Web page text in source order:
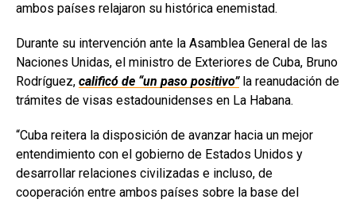
ambos países relajaron su histórica enemistad.
Durante su intervención ante la Asamblea General de las
Naciones Unidas, el ministro de Exteriores de Cuba, Bruno
Rodríguez, calificó de “un paso positivo”la reanudación de
trámites de visas estadounidenses en La Habana.
“Cuba reitera la disposición de avanzar hacia un mejor
entendimiento con el gobierno de Estados Unidos y
desarrollar relaciones civilizadas e incluso, de
cooperación entre ambos países sobre la base del